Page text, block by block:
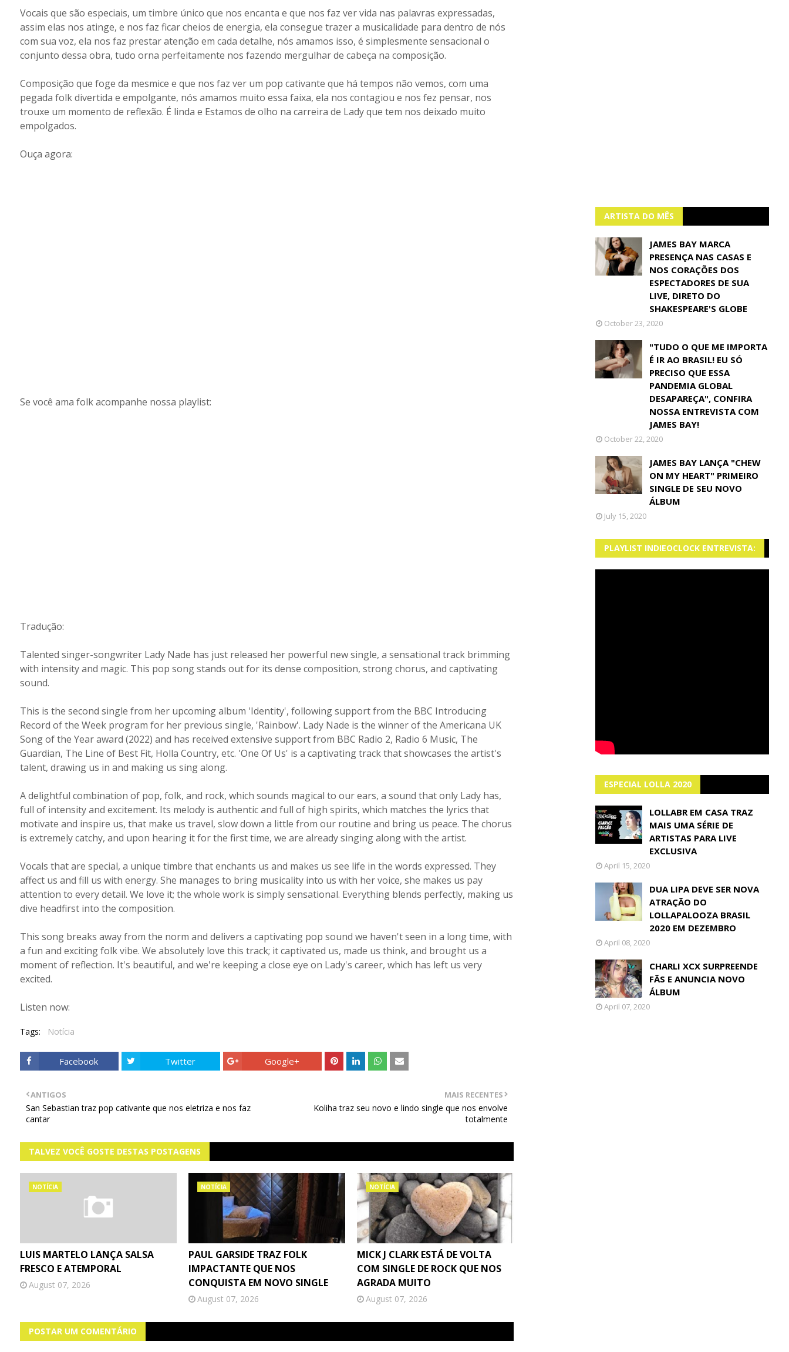
Vocais que são especiais, um timbre único que nos encanta e que nos faz ver vida nas palavras expressadas,
assim elas nos atinge, e nos faz ficar cheios de energia, ela consegue trazer a musicalidade para dentro de nós
com sua voz, ela nos faz prestar atenção em cada detalhe, nós amamos isso, é simplesmente sensacional o
conjunto dessa obra, tudo orna perfeitamente nos fazendo mergulhar de cabeça na composição.
Composição que foge da mesmice e que nos faz ver um pop cativante que há tempos não vemos, com uma
pegada folk divertida e empolgante, nós amamos muito essa faixa, ela nos contagiou e nos fez pensar, nos
trouxe um momento de reflexão. É linda e Estamos de olho na carreira de Lady que tem nos deixado muito
empolgados.
Ouça agora:
Se você ama folk acompanhe nossa playlist:
Tradução:
Talented singer-songwriter Lady Nade has just released her powerful new single, a sensational track brimming
with intensity and magic. This pop song stands out for its dense composition, strong chorus, and captivating
sound.
This is the second single from her upcoming album 'Identity', following support from the BBC Introducing
Record of the Week program for her previous single, 'Rainbow'. Lady Nade is the winner of the Americana UK
Song of the Year award (2022) and has received extensive support from BBC Radio 2, Radio 6 Music, The
Guardian, The Line of Best Fit, Holla Country, etc. 'One Of Us' is a captivating track that showcases the artist's
talent, drawing us in and making us sing along.
A delightful combination of pop, folk, and rock, which sounds magical to our ears, a sound that only Lady has,
full of intensity and excitement. Its melody is authentic and full of high spirits, which matches the lyrics that
motivate and inspire us, that make us travel, slow down a little from our routine and bring us peace. The chorus
is extremely catchy, and upon hearing it for the first time, we are already singing along with the artist.
Vocals that are special, a unique timbre that enchants us and makes us see life in the words expressed. They
affect us and fill us with energy. She manages to bring musicality into us with her voice, she makes us pay
attention to every detail. We love it; the whole work is simply sensational. Everything blends perfectly, making us
dive headfirst into the composition.
This song breaks away from the norm and delivers a captivating pop sound we haven't seen in a long time, with
a fun and exciting folk vibe. We absolutely love this track; it captivated us, made us think, and brought us a
moment of reflection. It's beautiful, and we're keeping a close eye on Lady's career, which has left us very
excited.
Listen now:
Tags: Notícia
Facebook Twitter Google+
MAIS RECENTES
Koliha traz seu novo e lindo single que nos envolve
totalmente
ANTIGOS
San Sebastian traz pop cativante que nos eletriza e nos faz
cantar
TALVEZ VOCÊ GOSTE DESTAS POSTAGENS
NOTÍCIA
LUIS MARTELO LANÇA SALSA
FRESCO E ATEMPORAL
August 07, 2026
NOTÍCIA
PAUL GARSIDE TRAZ FOLK
IMPACTANTE QUE NOS
CONQUISTA EM NOVO SINGLE
August 07, 2026
NOTÍCIA
MICK J CLARK ESTÁ DE VOLTA
COM SINGLE DE ROCK QUE NOS
AGRADA MUITO
August 07, 2026
POSTAR UM COMENTÁRIO
ARTISTA DO MÊS
JAMES BAY MARCA
PRESENÇA NAS CASAS E
NOS CORAÇÕES DOS
ESPECTADORES DE SUA
LIVE, DIRETO DO
SHAKESPEARE'S GLOBE
October 23, 2020
"TUDO O QUE ME IMPORTA
É IR AO BRASIL! EU SÓ
PRECISO QUE ESSA
PANDEMIA GLOBAL
DESAPAREÇA", CONFIRA
NOSSA ENTREVISTA COM
JAMES BAY!
October 22, 2020
JAMES BAY LANÇA "CHEW
ON MY HEART" PRIMEIRO
SINGLE DE SEU NOVO
ÁLBUM
July 15, 2020
PLAYLIST INDIEOCLOCK ENTREVISTA:
ESPECIAL LOLLA 2020
LOLLABR EM CASA TRAZ
MAIS UMA SÉRIE DE
ARTISTAS PARA LIVE
EXCLUSIVA
April 15, 2020
DUA LIPA DEVE SER NOVA
ATRAÇÃO DO
LOLLAPALOOZA BRASIL
2020 EM DEZEMBRO
April 08, 2020
CHARLI XCX SURPREENDE
FÃS E ANUNCIA NOVO
ÁLBUM
April 07, 2020